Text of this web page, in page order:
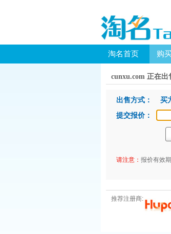
淘名首页 购
cunxu.com 正在出
出售方式： 买
提交报价：
请注意： 报价有效
推荐注册商: